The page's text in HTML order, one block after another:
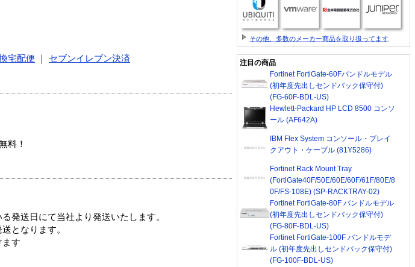
宅配便
セブンイレブン決済
料！
発送日にて当社より発送いたします。
となります。
す
その他、多数のメーカー商品を取り扱ってます
注目の商品
Fortinet FortiGate-60Fバンドルモデル
(初年度先出しセンドバック保守付)
(FG-60F-BDL-US)
Hewlett-Packard HP LCD 8500 コンソ
ール (AF642A)
IBM Flex System コンソール・ブレイ
クアウト・ケーブル (81Y5286)
Fortinet Rack Mount Tray
(FortiGate40F/50E/60E/60F/61F/80E/8
0F/FS-108E) (SP-RACKTRAY-02)
Fortinet FortiGate-80F バンドルモデル
(初年度先出しセンドバック保守付)
(FG-80F-BDL-US)
Fortinet FortiGate-100F バンドルモデ
ル (初年度先出しセンドバック保守付)
(FG-100F-BDL-US)